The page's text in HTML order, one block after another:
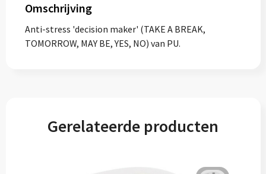
Omschrijving
Anti-stress 'decision maker' (TAKE A BREAK,
TOMORROW, MAY BE, YES, NO) van PU.
Gerelateerde producten